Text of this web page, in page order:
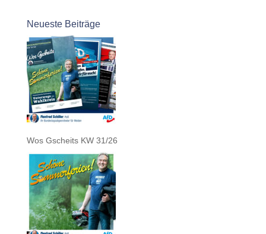
Neueste Beiträge
Wos Gscheits KW 31/26